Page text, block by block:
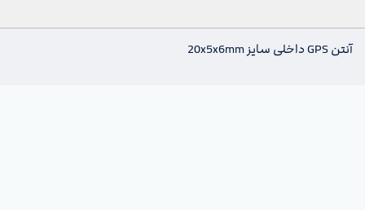
آنتن GPS داخلی سایز 20x5x6mm